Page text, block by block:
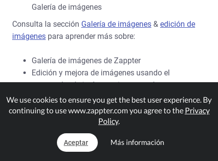
Galería de imágenes
Consulta la sección Galería de imágenes & edición de
imágenes para aprender más sobre:
Galería de imágenes de Zappter
Edición y mejora de imágenes usando el
procesador de imágenes incorporado
Redimensionar y recortar imágenes
.
Añadir imágenes a tu app subiéndolas desde tu
We use cookies to ensure you get the best user experience. By
continuing to use www.zappter.com you agree to the Privacy
Policy.
Aceptar Más información